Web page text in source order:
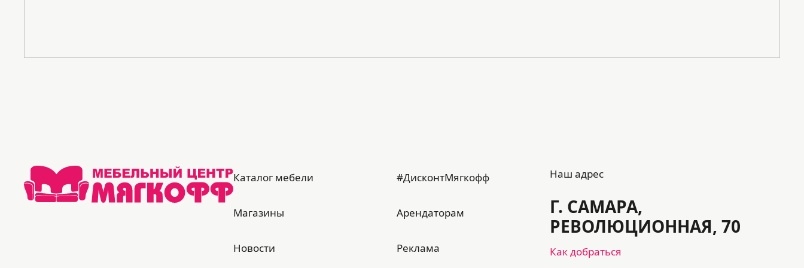
Каталог мебели
Магазины
Новости
#ДисконтМягкофф
Арендаторам
Реклама
Наш адрес
Г. САМАРА,
РЕВОЛЮЦИОННАЯ, 70
Как добраться